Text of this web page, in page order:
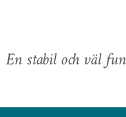
En stabil och väl